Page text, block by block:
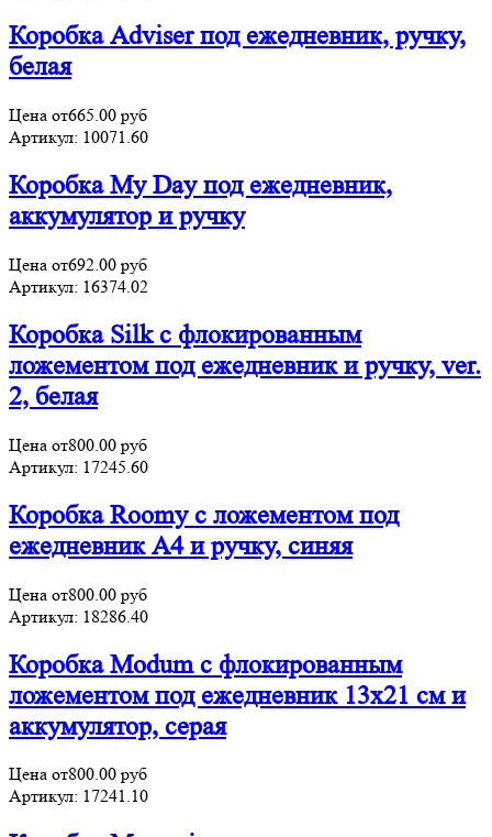
Коробка Adviser под ежедневник, ручку,
белая
Цена от665.00 руб
Артикул: 10071.60
Коробка My Day под ежедневник,
аккумулятор и ручку
Цена от692.00 руб
Артикул: 16374.02
Коробка Silk с флокированным
ложементом под ежедневник и ручку, ver.
2, белая
Цена от800.00 руб
Артикул: 17245.60
Коробка Roomy с ложементом под
ежедневник А4 и ручку, синяя
Цена от800.00 руб
Артикул: 18286.40
Коробка Modum с флокированным
ложементом под ежедневник 13х21 см и
аккумулятор, серая
Цена от800.00 руб
Артикул: 17241.10